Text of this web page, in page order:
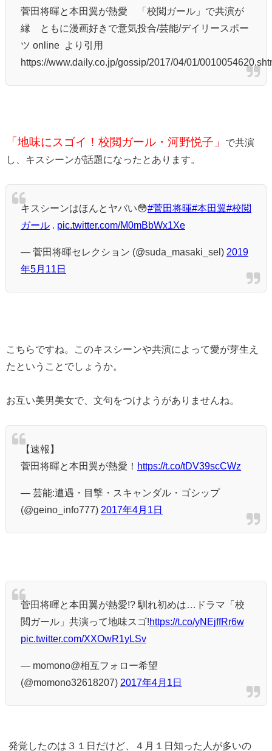
菅田将暉と本田翼が熱愛 「校閲ガール」で共演が
縁 ともに漫画好きで意気投合/芸能/デイリースポー
ツ online より引用
https://www.daily.co.jp/gossip/2017/04/01/
「地味にスゴイ！校閲ガール・河野悦子」
で共演
し、キスシーンが話題になったとあります。
キスシーンはほんとヤバい😳#菅田将暉#本田翼#校閲
ガール
pic.twitter.com/M0mBbWx1Xe
— 菅田将暉セレクション (@suda_masaki_sel) 2019
年5月11日
こちらですね。このキスシーンや共演によって愛が芽生え
たということでしょうか。
お互い美男美女で、文句をつけようがありませんね。
【速報】
菅田将暉と本田翼が熱愛！ https://t.co/tDV39scCWz
— 芸能:遭遇・目撃・スキャンダル・ゴシップ
(@geino_info777) 2017年4月1日
菅田将暉と本田翼が熱愛!? 馴れ初めは…ドラマ「校
閲ガール」共演って地味スゴ!https://t.co/yNEjffRr6w
pic.twitter.com/XXOwR1yLSv
— momono@相互フォロー希望
(@momono32618207) 2017年4月1日
発覚したのは３１日だけど、４月１日知った人が多いの